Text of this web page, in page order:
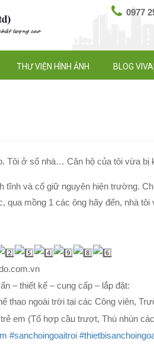
0977
THƯ VIỆN HÌNH ẢNH BLOG
Tôi ở số nhà… Căn hộ của tôi vừa
tĩnh và cố giữ nguyên hiện trường.
qua mồng 1 các ông hãy đến, nhà tôi
– thiết kế – cung cấp – lắp đặt:
thao ngoài trời tại các Công viên,
em (Tổ hợp cầu trượt, Thú nhún
#sanchoingoaitroi